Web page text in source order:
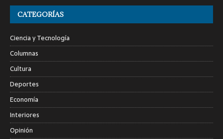
CATEGORÍAS
Ciencia y Tecnología
Columnas
Cultura
Deportes
Economía
Interiores
Opinión